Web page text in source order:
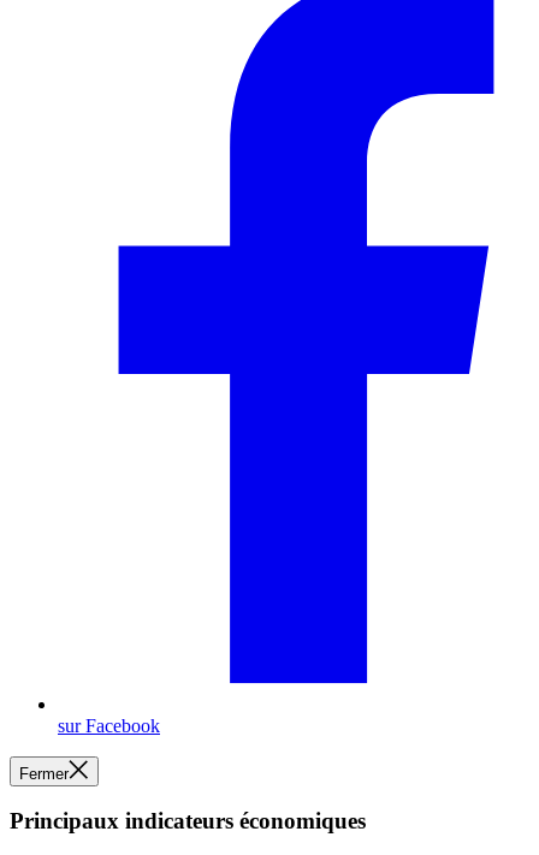
sur Facebook
Fermer
Principaux indicateurs économiques